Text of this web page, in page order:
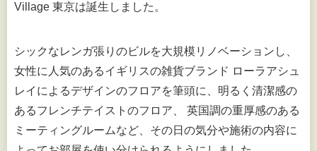
Village 東京は誕生しました。
シックなレンガ張りのビルを大規模リノベーションし、
女性に人気のあるイギリスの雑貨ブランド ローラアシュ
レイによるデザインのフロアを筆頭に、明るく清潔感の
あるフレンチテイストのフロア、 英国調の重厚感のある
ミーティングルームなど、その日の気分や施術の内容に